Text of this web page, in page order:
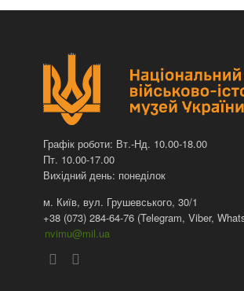
Графік роботи: Вт.-Нд. 10.00-18.00
Пт. 10.00-17.00
Вихідний день: понеділок
м. Київ, вул. Грушевського, 30/1
+38 (073) 284-64-76 (Telegram, Viber,
nvimu@mil.ua